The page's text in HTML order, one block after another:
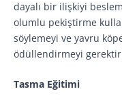
dayalı bir ilişkiyi
olumlu pekiştirme
söylemeyi ve yavru
ödüllendirmeyi
Tasma Eğitimi